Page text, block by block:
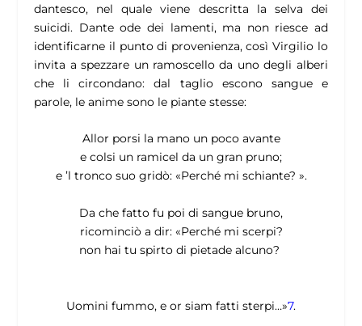
dantesco, nel quale viene descritta la selva dei
suicidi. Dante ode dei lamenti, ma non riesce ad
identificarne il punto di provenienza, così Virgilio lo
invita a spezzare un ramoscello da uno degli alberi
che li circondano: dal taglio escono sangue e
parole, le anime sono le piante stesse:
Allor porsi la mano un poco avante
e colsi un ramicel da un gran pruno;
e ’l tronco suo gridò: «Perché mi schiante? ».
Da che fatto fu poi di sangue bruno,
ricominciò a dir: «Perché mi scerpi?
non hai tu spirto di pietade alcuno?
Uomini fummo, e or siam fatti sterpi…»7.